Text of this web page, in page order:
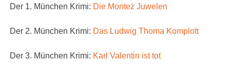
Der 1. München Krimi: Die Montez Juwelen
Der 2. München Krimi: Das Ludwig Thoma Komplott
Der 3. München Krimi: Karl Valentin ist tot